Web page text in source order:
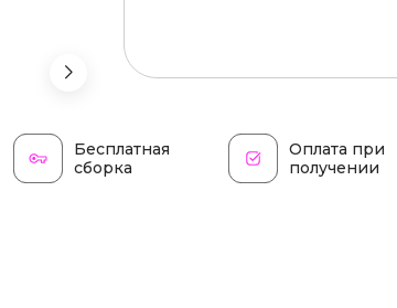
Бесплатная
сборка
Оплата при
получении